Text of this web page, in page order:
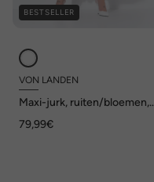
BESTSELLER
VON LANDEN
Maxi-jurk, ruiten/bloemen,
79,99€